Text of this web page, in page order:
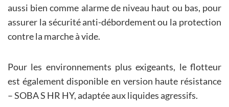
aussi bien comme alarme de niveau haut ou bas, pour
assurer la sécurité anti-débordement ou la protection
contre la marche à vide.
Pour les environnements plus exigeants, le flotteur
est également disponible en version haute résistance
– SOBA S HR HY, adaptée aux liquides agressifs.